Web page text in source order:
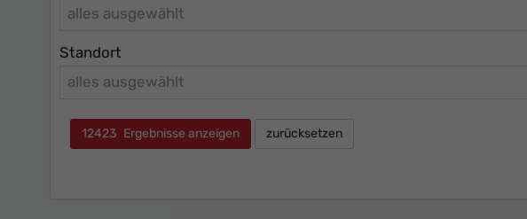
alles ausgewählt
Standort
alles ausgewählt
12423 Ergebnisse anzeigen zurücksetzen